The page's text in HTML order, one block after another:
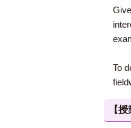
To
【